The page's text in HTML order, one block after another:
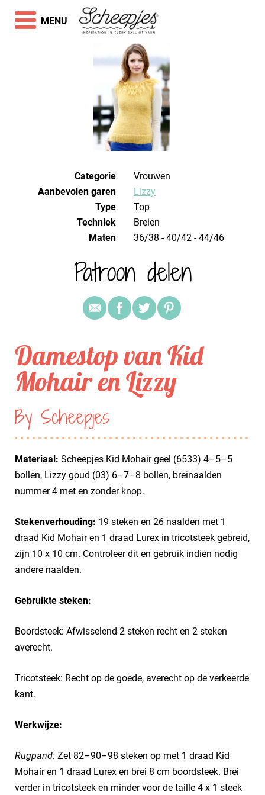
Categorie
Vrouwen
Aanbevolen garen
Lizzy
Type
Top
Techniek
breien
Maten
36/38 - 40/42 - 44/46
Patroon delen
Damestop van Kid
Mohair en Lizzy
By Scheepjes
Materiaal: Scheepjes Kid Mohair geel (6533) 4–5–5
bollen, Lizzy goud (03) 6–7–8 bollen, breinaalden
nummer 4 met en zonder knop.
Stekenverhouding: 19 steken en 26 naalden met 1
draad Kid Mohair en 1 draad Lurex in tricotsteek gebreid,
zijn 10 x 10 cm. Controleer dit en gebruik indien nodig
andere naalden.
Gebruikte steken:
Boordsteek: Afwisselend 2 steken recht en 2 steken
averecht.
Tricotsteek: Recht op de goede, averecht op de verkeerde
kant.
Werkwijze:
Rugpand: Zet 82–90–98 steken op met 1 draad Kid
Mohair en 1 draad Lurex en brei 8 cm boordsteek. Brei
verder in tricotsteek en minder voor de taille 4 x 1 steek
MENU